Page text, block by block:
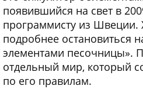
появившийся на свет в
программисту из Швеции.
подробнее остановиться
элементами песочницы».
отдельный мир, который
по его правилам.